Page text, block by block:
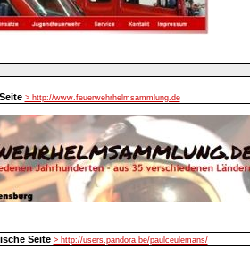
> http://www.feuerwehrhelmsammlung.de
Seite > http://users.pandora.be/paulceulemans/